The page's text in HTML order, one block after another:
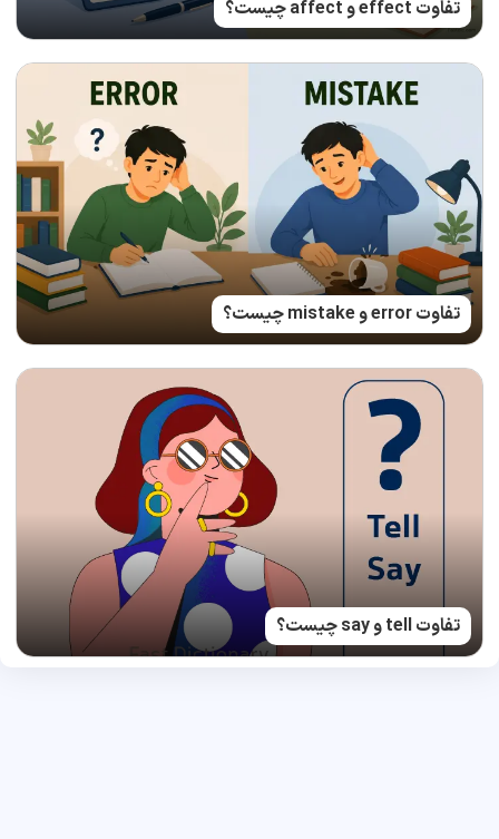
تفاوت effect و affect چیست؟
تفاوت error و mistake چیست؟
تفاوت tell و say چیست؟